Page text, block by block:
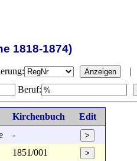
1818-1874)
Anzeigen |
Beruf:
Kirchenbuch
Edit
- >
1851/001 >